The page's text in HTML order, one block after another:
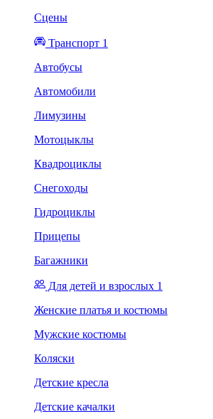
Сцены
Транспорт 1
Автобусы
Автомобили
Лимузины
Мотоцыклы
Квадроциклы
Снегоходы
Гидроциклы
Прицепы
Багажники
Для детей и взрослых 1
Женские платья и костюмы
Мужские костюмы
Коляски
Детские кресла
Детские качалки